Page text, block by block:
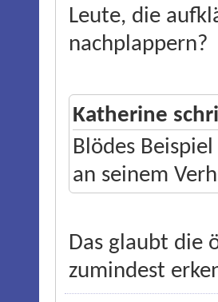
Leute, die
nachplappern?
Katherine
Blödes
an seinem
Das glaubt die
zumindest